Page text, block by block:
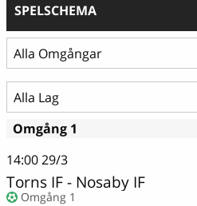
SPELSCHEMA
Omgång 1
14:0029/3
Torns IF- Nosaby IF
Omgång 1